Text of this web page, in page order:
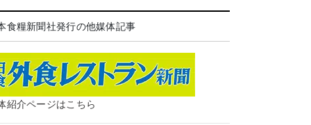
食糧新聞社発行の他媒体記事
紹介ページはこちら